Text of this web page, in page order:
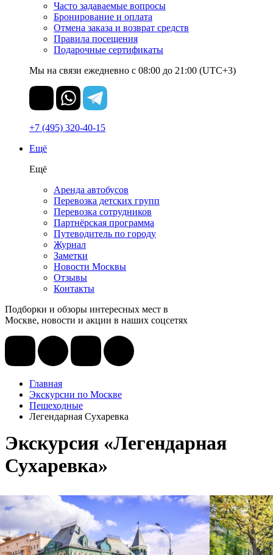
Часто задаваемые вопросы
Бронирование и оплата
Отмена заказа и возврат средств
Правила посещения
Подарочные сертификаты
Мы на связи ежедневно с 08:00 до 21:00 (UTC+3)
+7 (495) 320-40-15
Ещё
Ещё
Аренда автобусов
Перевозка детских групп
Перевозка сотрудников
Партнёрская программа
Путеводитель по городу
Журнал
Заметки
Новости Москвы
Отзывы
Контакты
Подборки и обзоры интересных мест в
Москве, новости и акции в наших соцсетях
Главная
Экскурсии по Москве
Пешеходные
Легендарная Сухаревка
Экскурсия «Легендарная
Сухаревка»